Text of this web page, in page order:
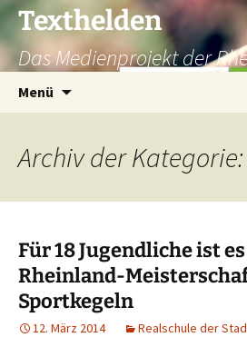
Texthelden
Das Medienprojekt der
Menü
Archiv der Kategorie:
Für 18 Jugendliche ist
Rheinland-
Sportkegeln
12. März 2014 Realschule der